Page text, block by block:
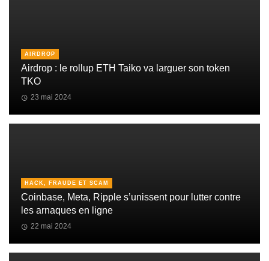
AIRDROP
Airdrop : le rollup ETH Taiko va larguer son token
TKO
23 mai 2024
HACK, FRAUDE ET SCAM
Coinbase, Meta, Ripple s’unissent pour lutter contre
les arnaques en ligne
22 mai 2024